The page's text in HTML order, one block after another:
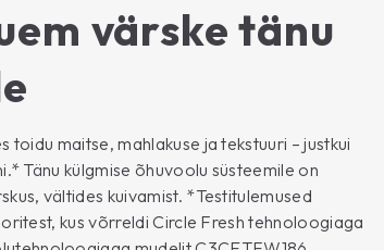
värske tänu
maitse, mahlakuse ja tekstuuri – justkui
Tänu külgmise õhuvoolu süsteemile on
vältides kuivamist. *Testitulemused
kus võrreldi Circle Fresh tehnoloogiaga